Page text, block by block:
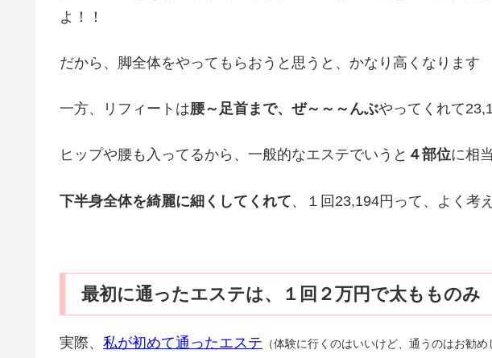
よ！！
だから、脚全体をやってもらおうと思うと、かなり高くなります
一方、リフィートは腰～足首まで、ぜ～～～んぶやってくれて
ヒップや腰も入ってるから、一般的なエステでいうと ４部位に相
下半身全体を綺麗に細くしてくれて、１回23,194円って、よく考
最初に通ったエステは、１回２万円で太もものみ
実際、 私が初めて通ったエステ （体験に行くのはいいけど、通うのはお勧め